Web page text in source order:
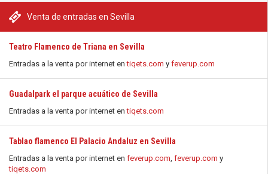
Venta de entradas en Sevilla
Teatro Flamenco de Triana en Sevilla
Entradas a la venta por internet entiqets.com y feverup.com
Guadalpark el parque acuático de Sevilla
Entradas a la venta por internet entiqets.com
Tablao flamenco El Palacio Andaluz en Sevilla
Entradas a la venta por internet en feverup.com, feverup.com y
tiqets.com